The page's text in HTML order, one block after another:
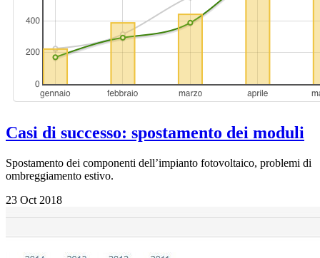
Casi di successo: spostamento dei moduli
Spostamento dei componenti dell’impianto fotovoltaico, problemi di
ombreggiamento estivo.
23 Oct 2018